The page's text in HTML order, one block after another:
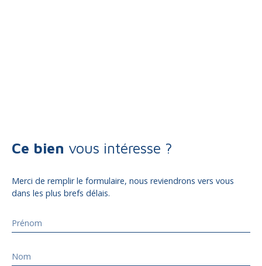
Ce bien vous intéresse ?
Merci de remplir le formulaire, nous reviendrons vers vous
dans les plus brefs délais.
Prénom
Nom